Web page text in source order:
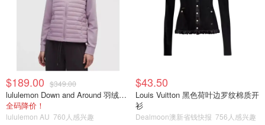
$189.00 $349.00
lululemon Down and Around 羽绒夹克
全码降价！
lululemon AU 760人感兴趣
$43.50
Louis Vuitton 黑色荷叶边罗纹棉质开
衫
Dealmoon澳新省钱快报 756人感兴趣